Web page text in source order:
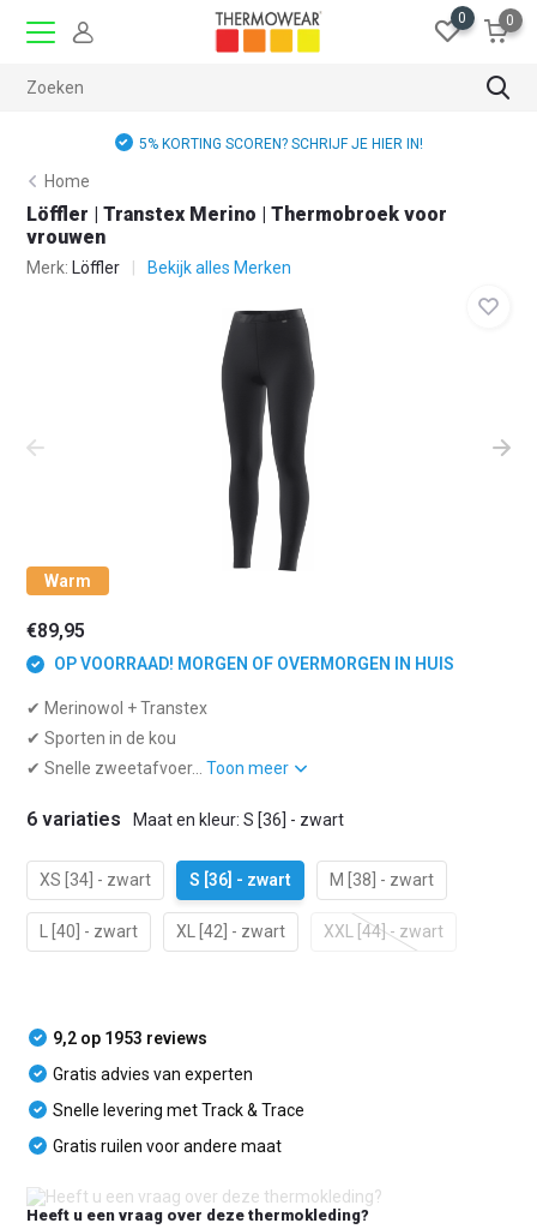
0 0
5% KORTING SCOREN? SCHRIJF JE HIER IN!
Home
Löffler | Transtex Merino | Thermobroek voor
vrouwen
Merk: Löffler Bekijk alles Merken
Warm
€89,95
OP VOORRAAD! MORGEN OF OVERMORGEN IN HUIS
✔ Merinowol + Transtex
✔ Sporten in de kou
✔ Snelle zweetafvoer...Toon meer
6 variaties Maat en kleur: S [36] - zwart
XS [34] - zwart S [36] - zwart M [38] - zwart
L [40] - zwart XL [42] - zwart XXL [44] - zwart
9,2 op 1953 reviews
Gratis advies van experten
Snelle levering met Track & Trace
Gratis ruilen voor andere maat
Heeft u een vraag over deze thermokleding?